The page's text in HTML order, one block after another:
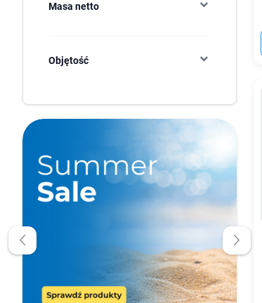
Masa netto
Objętość